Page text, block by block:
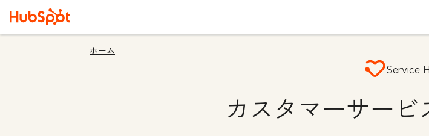
ホーム
Service
カスタマーサー